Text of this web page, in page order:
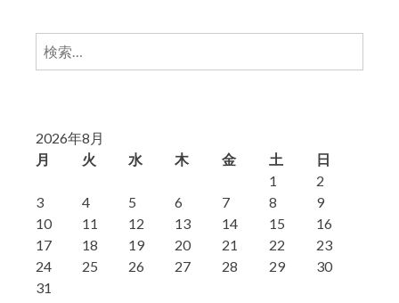
検
2026年8月
月
火 水 木 金 土 日
1
2
3
4 5 6 7 8
9
10
11 12 13 14 15
16
17
18 19 20 21 22
23
24
25 26 27 28 29
30
31